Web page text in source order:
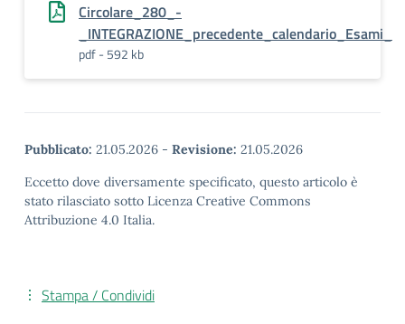
Circolare_280_-
_INTEGRAZIONE_precedente_calendario_Esami_
pdf - 592 kb
Pubblicato: 21.05.2026 - Revisione: 21.05.2026
Eccetto dove diversamente specificato, questo articolo è
stato rilasciato sotto Licenza Creative Commons
Attribuzione 4.0 Italia.
Stampa / Condividi